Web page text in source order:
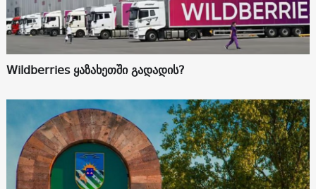
Wildberries ყაზახეთში გადადის?